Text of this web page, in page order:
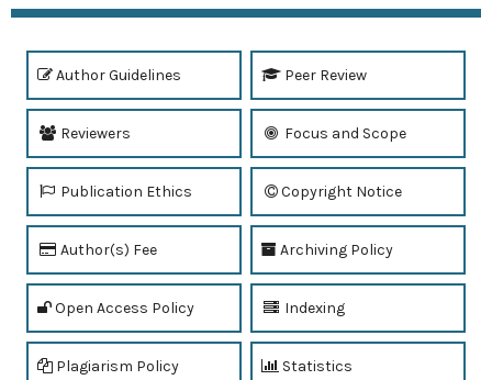
Author Guidelines Peer Review
Reviewers Focus and Scope
Publication Ethics Copyright Notice
Author(s) Fee Archiving Policy
Open Access Policy Indexing
Plagiarism Policy Statistics